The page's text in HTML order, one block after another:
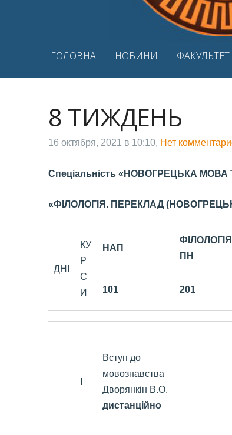
ГОЛОВНА НОВИНИ ФАКУЛЬТЕТ
8 ТИЖДЕНЬ
16 октября, 2021 в 10:10, Нет
Спеціальність «НОВОГРЕЦЬКА МОВА
«ФІЛОЛОГІЯ. ПЕРЕКЛАД
ДНІ
КУ
Р
С
И
НАП
ПН
101 201
Вступ до
мовознавства
Дворянкін В.О.
дистанційно